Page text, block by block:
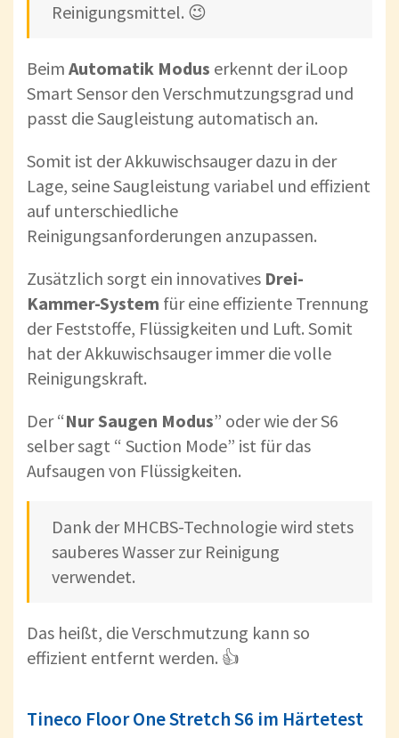
Reinigungsmittel. 😉
Beim Automatik Modus erkennt der iLoop
Smart Sensor den Verschmutzungsgrad und
passt die Saugleistung automatisch an.
Somit ist der Akkuwischsauger dazu in der
Lage, seine Saugleistung variabel und effizient
auf unterschiedliche
Reinigungsanforderungen anzupassen.
Zusätzlich sorgt ein innovatives Drei-
Kammer-System für eine effiziente Trennung
der Feststoffe, Flüssigkeiten und Luft. Somit
hat der Akkuwischsauger immer die volle
Reinigungskraft.
Der “Nur Saugen Modus” oder wie der S6
selber sagt “ Suction Mode” ist für das
Aufsaugen von Flüssigkeiten.
Dank der MHCBS-Technologie wird stets
sauberes Wasser zur Reinigung
verwendet.
Das heißt, die Verschmutzung kann so
effizient entfernt werden. 👍
Tineco Floor One Stretch S6 im Härtetest